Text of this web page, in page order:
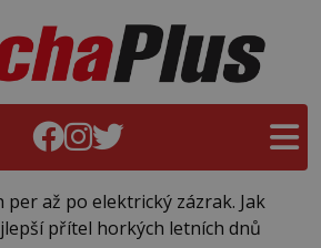
per až po elektrický zázrak. Jak
přítel horkých letních dnů